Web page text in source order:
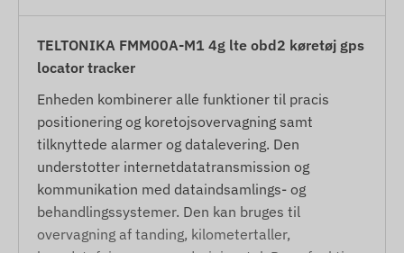
TELTONIKA FMM00A-M1 4g lte obd2 køretøj gps
locator tracker
Enheden kombinerer alle funktioner til pracis
positionering og koretojsovervagning samt
tilknyttede alarmer og datalevering. Den
understotter internetdatatransmission og
kommunikation med dataindsamlings- og
behandlingssystemer. Den kan bruges til
overvagning af tanding, kilometertaller,